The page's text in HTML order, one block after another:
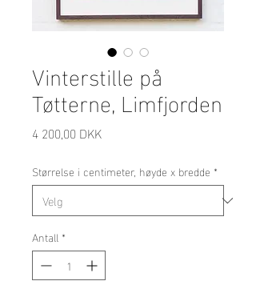
Vinterstille på
Tøtterne, Limfjorden
4 200,00 DKKPris
Størrelse i centimeter, høyde x bredde *
Antall *